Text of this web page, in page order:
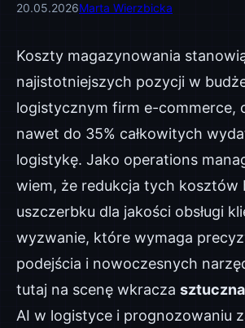
20.05.2026Marta Wierzbicka
Koszty magazynowania
najistotniejszych pozycji w
logistycznym firm e-commerce,
nawet do 35% całkowitych
logistykę. Jako operations
wiem, że redukcja tych kosztów
uszczerbku dla jakości obsługi
wyzwanie, które wymaga
podejścia i nowoczesnych
tutaj na scenę wkracza
AI w logistyce i prognozowaniu